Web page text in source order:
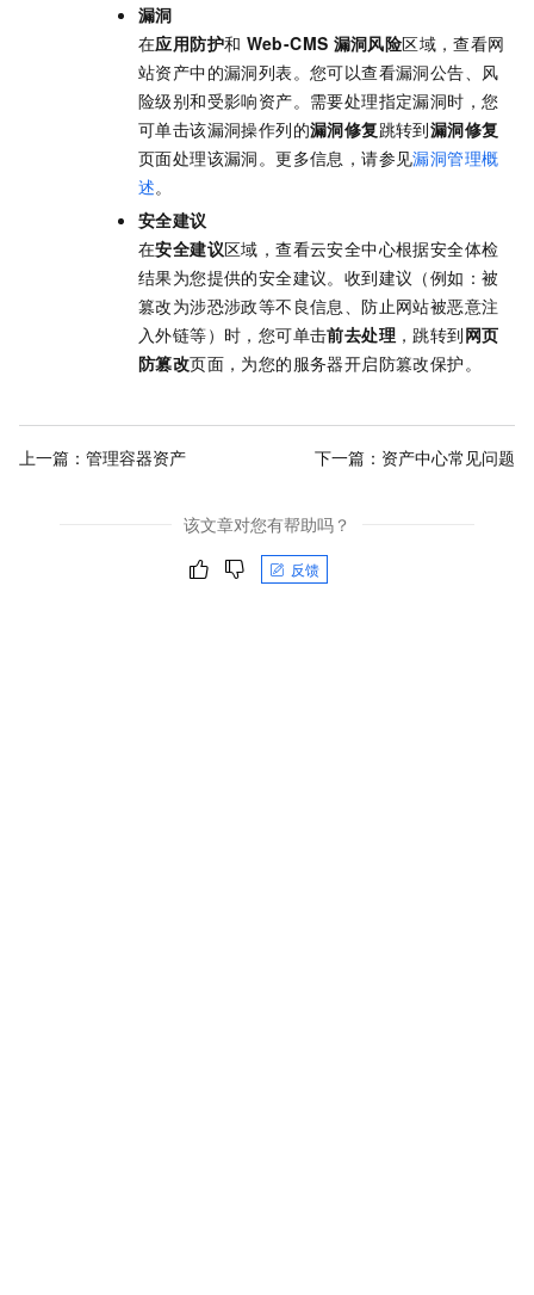
漏洞
在应用防护和 Web-CMS 漏洞风险区域，查看网
站资产中的漏洞列表。您可以查看漏洞公告、风
险级别和受影响资产。需要处理指定漏洞时，您
可单击该漏洞操作列的漏洞修复跳转到漏洞修复
页面处理该漏洞。更多信息，请参见漏洞管理概
述。
安全建议
在安全建议区域，查看云安全中心根据安全体检
结果为您提供的安全建议。收到建议（例如：被
篡改为涉恐涉政等不良信息、防止网站被恶意注
入外链等）时，您可单击前去处理 ，跳转到网页
防篡改页面，为您的服务器开启防篡改保护。
上一篇： 管理容器资产 下一篇： 资产中心常见问题
该文章对您有帮助吗？
反馈